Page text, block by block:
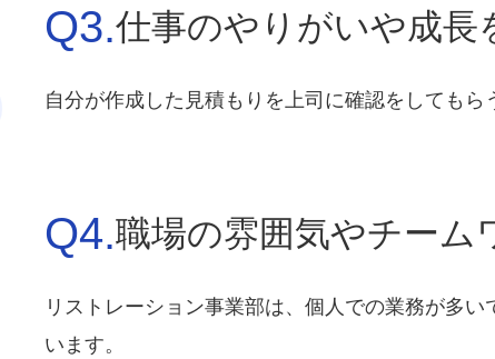
Q3.仕事のやりがいや成長
自分が作成した見積もりを上司に確認をしても
Q4.職場の雰囲気やチーム
リストレーション事業部は、個人での業務が多
います。